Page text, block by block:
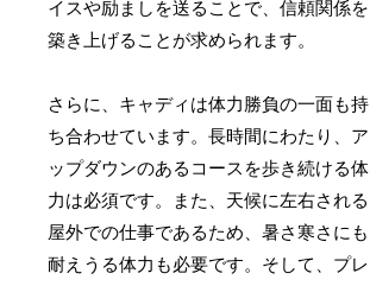
イスや励ましを送ることで、信頼関係を
築き上げることが求められます。
さらに、キャディは体力勝負の一面も持
ち合わせています。長時間にわたり、ア
ップダウンのあるコースを歩き続ける体
力は必須です。また、天候に左右される
屋外での仕事であるため、暑さ寒さにも
耐えうる体力も必要です。そして、プレ